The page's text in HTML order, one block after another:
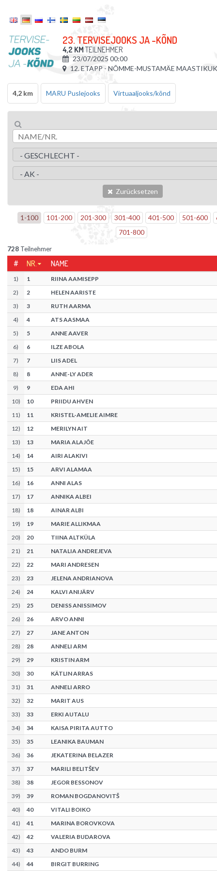
23. TERVISEJOOKS JA -KÕND
4,2 KMTEILNEHMER
23/07/2025 00:00
12. ETAPP - NÕMME-MUSTAMÄE
4,2 km MARU Puslejooks Virtuaaljooks/kõnd
Zurücksetzen
1-100 101-200 201-300 301-400 401-500 501-600
701-800
728 Teilnehmer
# NR. NAME
1) 1
RIINA AAMISEPP
2) 2
HELEN AARISTE
3) 3
RUTH AARMA
4) 4
ATS AASMAA
5) 5
ANNE AAVER
6) 6
ILZE ABOLA
7) 7
LIIS ADEL
8) 8
ANNE-LY ADER
9) 9
EDA AHI
10) 10
PRIIDU AHVEN
11) 11
KRISTEL-AMELIE AIMRE
12) 12
MERILYN AIT
13) 13
MARIA ALAJÕE
14) 14
AIRI ALAKIVI
15) 15
ARVI ALAMAA
16) 16
ANNI ALAS
17) 17
ANNIKA ALBEI
18) 18
AINAR ALBI
19) 19
MARIE ALLIKMAA
20) 20
TIINA ALTKÜLA
21) 21
NATALIA ANDREJEVA
22) 22
MARI ANDRESEN
23) 23
JELENA ANDRIANOVA
24) 24
KALVI ANIJÄRV
25) 25
DENISS ANISSIMOV
26) 26
ARVO ANNI
27) 27
JANE ANTON
28) 28
ANNELI ARM
29) 29
KRISTIN ARM
30) 30
KÄTLIN ARRAS
31) 31
ANNELI ARRO
32) 32
MARIT AUS
33) 33
ERKI AUTALU
34) 34
KAISA PIRITA AUTTO
35) 35
LEANIKA BAUMAN
36) 36
JEKATERINA BELAZER
37) 37
MARILI BELITŠEV
38) 38
JEGOR BESSONOV
39) 39
ROMAN BOGDANOVITŠ
40) 40
VITALI BOIKO
41) 41
MARINA BOROVKOVA
42) 42
VALERIA BUDAROVA
43) 43
ANDO BURM
44) 44 BIRGIT BURRING